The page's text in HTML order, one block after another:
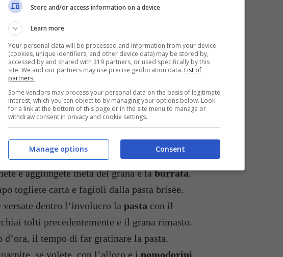
crudonel mixer, e tagliate quello cotto a
Fatelo rosolare un minuto, poi bagnate con il
fuoco per un paio di minuti poi unite illatte,
cuocere per circa mezz’ora, ovvero fino a che
salata, unite glispinacisciacquati, aspettate
pasta.
tutto insieme e versate nel tegame con il
da parte), da cui avrete tolto l’alloro. Fate
e aggiungete metà del grana e laburrata.
togliete carta e fagioli dalla pasta brisèe.
dentro l’involucro la pasta con il
tolti precedentemente e il grana rimasto.
il tempo di far gratinare la pasta.
se volete, con l’alloro e i pomodorini.
Store and/or access information on a device
Learn more
Your personal data will be processed and information from your device
(cookies, unique identifiers, and other device data) may be stored by,
accessed by and shared with 319 partners, or used specifically by this
site. We and our partners may use precise geolocation data. List of
partners.
Some vendors may process your personal data on the basis of legitimate
interest, which you can object to by managing your options below. Look
for a link at the bottom of this page or in the site menu to manage or
withdraw consent in privacy and cookie settings.
Consent
Manage options